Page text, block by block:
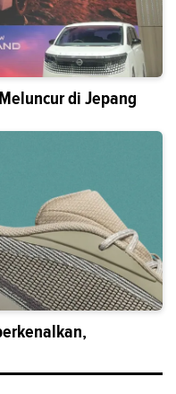
di Jepang